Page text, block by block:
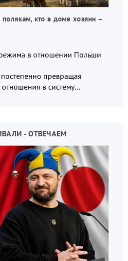
кто в доме хозяин –
режима в отношении Польши
превращая
в систему
- ОТВЕЧАЕМ